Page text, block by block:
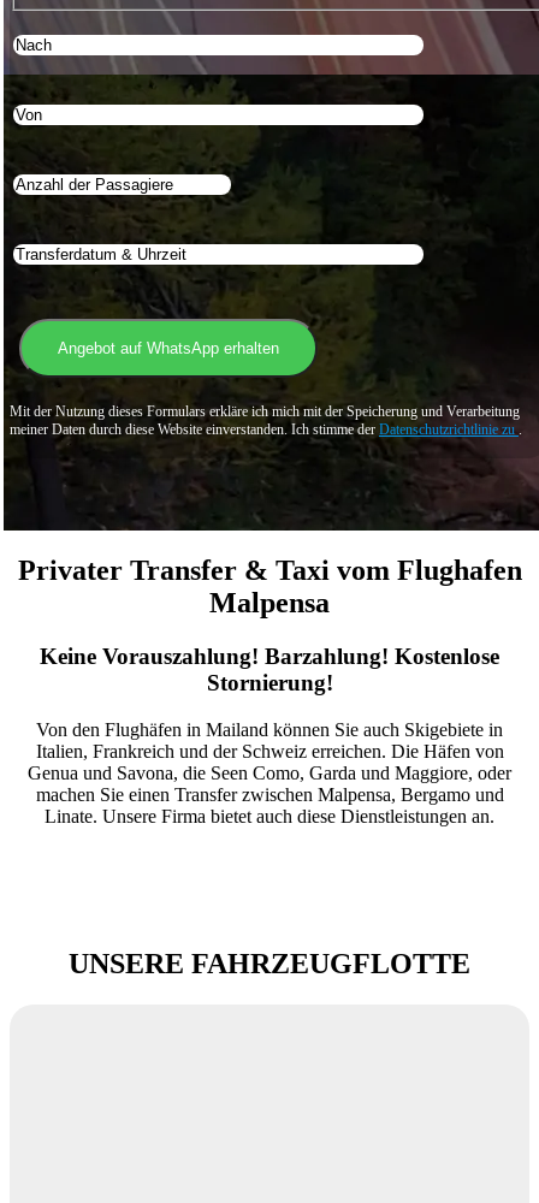
Mit der Nutzung dieses Formulars erkläre ich mich mit der Speicherung und Verarbeitung
meiner Daten durch diese Website einverstanden. Ich stimme der Datenschutzrichtlinie zu .
Privater Transfer & Taxi vom Flughafen
Malpensa
Keine Vorauszahlung! Barzahlung! Kostenlose
Stornierung!
Von den Flughäfen in Mailand können Sie auch Skigebiete in
Italien, Frankreich und der Schweiz erreichen. Die Häfen von
Genua und Savona, die Seen Como, Garda und Maggiore, oder
machen Sie einen Transfer zwischen Malpensa, Bergamo und
Linate. Unsere Firma bietet auch diese Dienstleistungen an.
UNSERE FAHRZEUGFLOTTE